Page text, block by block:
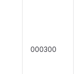
000300